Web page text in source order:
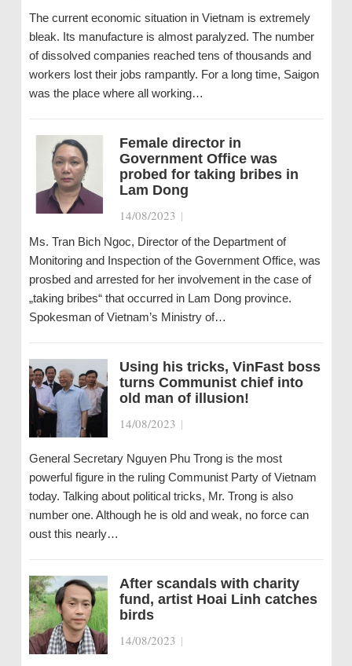
The current economic situation in Vietnam is extremely
bleak. Its manufacture is almost paralyzed. The number
of dissolved companies reached tens of thousands and
workers lost their jobs rampantly. For a long time, Saigon
was the place where all working…
Female director in
Government Office was
probed for taking bribes in
Lam Dong
14/08/2023 |
Ms. Tran Bich Ngoc, Director of the Department of
Monitoring and Inspection of the Government Office, was
prosbed and arrested for her involvement in the case of
„taking bribes“ that occurred in Lam Dong province.
Spokesman of Vietnam’s Ministry of…
Using his tricks, VinFast boss
turns Communist chief into
old man of illusion!
14/08/2023 |
General Secretary Nguyen Phu Trong is the most
powerful figure in the ruling Communist Party of Vietnam
today. Talking about political tricks, Mr. Trong is also
number one. Although he is old and weak, no force can
oust this nearly…
After scandals with charity
fund, artist Hoai Linh catches
birds
14/08/2023 |